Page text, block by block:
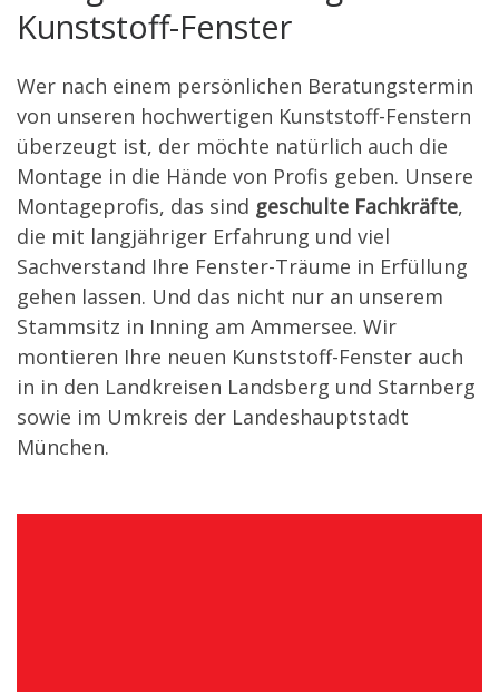
Kunststoff-Fenster
Wer nach einem persönlichen Beratungstermin
von unseren hochwertigen Kunststoff-Fenstern
überzeugt ist, der möchte natürlich auch die
Montage in die Hände von Profis geben. Unsere
Montageprofis, das sind geschulte Fachkräfte,
die mit langjähriger Erfahrung und viel
Sachverstand Ihre Fenster-Träume in Erfüllung
gehen lassen. Und das nicht nur an unserem
Stammsitz in Inning am Ammersee. Wir
montieren Ihre neuen Kunststoff-Fenster auch
in in den Landkreisen Landsberg und Starnberg
sowie im Umkreis der Landeshauptstadt
München.